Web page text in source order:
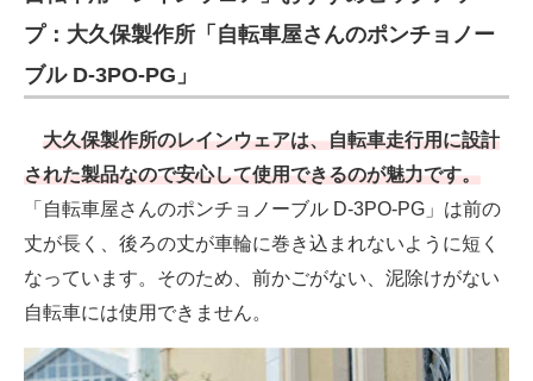
プ：大久保製作所「自転車屋さんのポンチョノー
ブル D-3PO-PG」
大久保製作所のレインウェアは、自転車走行用に設計
された製品なので安心して使用できるのが魅力です。
「自転車屋さんのポンチョノーブル D-3PO-PG」は前の
丈が長く、後ろの丈が車輪に巻き込まれないように短く
なっています。そのため、前かごがない、泥除けがない
自転車には使用できません。